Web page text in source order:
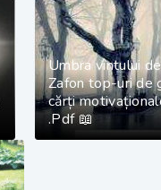
Umbra vîntului
Zafon top-uri de
cărți
.Pdf 📖